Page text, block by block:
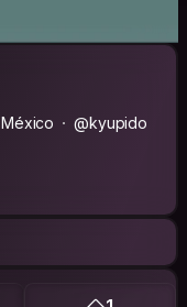
@kyupido